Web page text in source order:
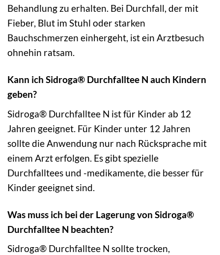
Behandlung zu erhalten. Bei Durchfall, der mit
Fieber, Blut im Stuhl oder starken
Bauchschmerzen einhergeht, ist ein Arztbesuch
ohnehin ratsam.
Kann ich Sidroga® Durchfalltee N auch Kindern
geben?
Sidroga® Durchfalltee N ist für Kinder ab 12
Jahren geeignet. Für Kinder unter 12 Jahren
sollte die Anwendung nur nach Rücksprache mit
einem Arzt erfolgen. Es gibt spezielle
Durchfalltees und -medikamente, die besser für
Kinder geeignet sind.
Was muss ich bei der Lagerung von Sidroga®
Durchfalltee N beachten?
Sidroga® Durchfalltee N sollte trocken,